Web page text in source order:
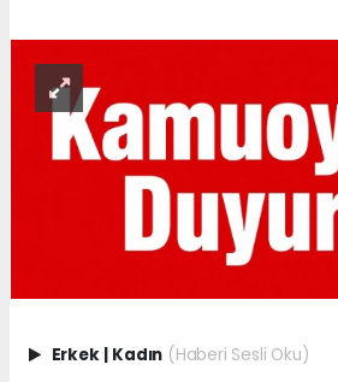
Erkek Kadın (Haberi Sesli Oku)